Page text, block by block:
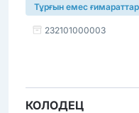
Тұрғын емес ғимараттар
232101000003
КОЛОДЕЦ